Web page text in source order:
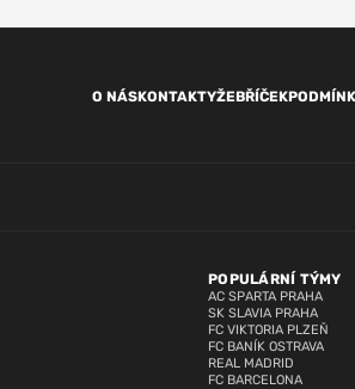
O NÁSKONTAKTYŽEBŘÍČEK
POPULÁRNÍ TÝMY
AC SPARTA PRAHA
SK SLAVIA PRAHA
FC VIKTORIA PLZEŇ
FC BANÍK OSTRAVA
REAL MADRID
FC BARCELONA